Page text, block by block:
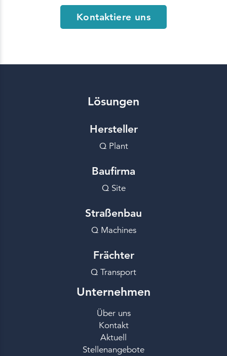
Kontaktiere uns
Lösungen
Hersteller
Q Plant
Baufirma
Q Site
Straßenbau
Q Machines
Frächter
Q Transport
Unternehmen
Über uns
Kontakt
Aktuell
Stellenangebote